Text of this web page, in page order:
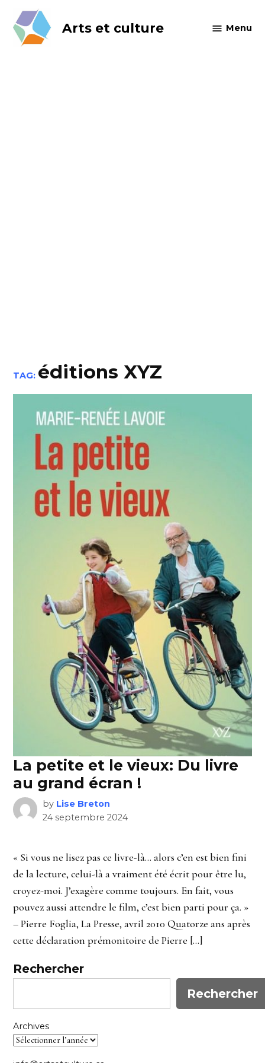
content
Arts et culture Menu
TAG: éditions XYZ
La petite et le vieux: Du livre
au grand écran !
by Lise Breton
24 septembre 2024
« Si vous ne lisez pas ce livre-là… alors c’en est bien fini
de la lecture, celui-là a vraiment été écrit pour être lu,
croyez-moi. J’exagère comme toujours. En fait, vous
pouvez aussi attendre le film, c’est bien parti pour ça. »
– Pierre Foglia, La Presse, avril 2010 Quatorze ans après
cette déclaration prémonitoire de Pierre […]
Rechercher
Rechercher
Archives